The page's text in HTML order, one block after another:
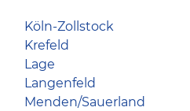
Köln-Zollstock
Krefeld
Lage
Langenfeld
Menden/Sauerland